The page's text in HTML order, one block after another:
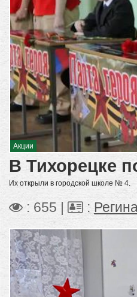
Акции
В Тихорецке
Их открыли в городской школе № 4.
: 655 | :